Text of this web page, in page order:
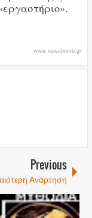
www.newsbomb.gr
Previous
Ανάρτηση